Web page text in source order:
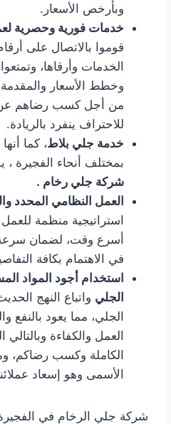
وبأرخص الأسعار.
خدمات فورية وحصرية
قوموا بالاتصال على
الخدمات وأرقاها،
وخطط الأسعار والمقدمة
من أجل كسب رضاهم عن
للاحتراف ينفرد بالريادة.
خدمة جلي بلاط، كما
بمختلف أنحاء الفجيرة
شركة جلي رخام .
العمل النظامي المحدد
استراتيجية منظمة
أسرع وقت، لضمان سرعة
في الاهتمام بكافة
استخدام أجود المواد
الجلي واتباع النهج
الجلي، مما يعود بالنفع
العمل والكفاءة
الكاملة وكسب رضاكم،
الأسمى وهو إسعاد
شركة جلي الرخام في